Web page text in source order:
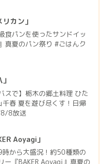
カン」
食パンを使ったサンドイッ
真夏のパン祭り #ごはんク
スで】栃木の郷土料理 ひた
春 夏を遊び尽くす！日帰
8放送
Aoyagi」
時から大盛況！約50種類の
ー『BAKER Aoyagi』真夏の